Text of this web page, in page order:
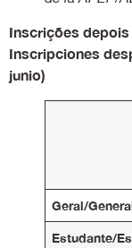
Inscrições depois
Inscripciones
junio)
Geral/
Estudante/